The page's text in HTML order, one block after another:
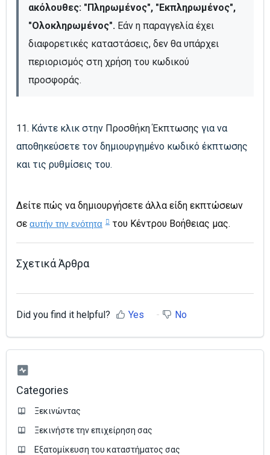
ακόλουθες: "Πληρωμένος", "Εκπληρωμένος",
"Ολοκληρωμένος". Εάν η παραγγελία έχει
διαφορετικές καταστάσεις, δεν θα υπάρχει
περιορισμός στη χρήση του κωδικού
προσφοράς.
11. Κάντε κλικ στην Προσθήκη Έκπτωσης για να
αποθηκεύσετε τον δημιουργημένο κωδικό έκπτωσης
και τις ρυθμίσεις του.
Δείτε πώς να δημιουργήσετε άλλα είδη εκπτώσεων
σε αυτήν την ενότητα του Κέντρου Βοήθειας μας.
Σχετικά Άρθρα
Did you find it helpful? Yes No
Categories
Ξεκινώντας
Ξεκινήστε την επιχείρηση σας
Εξατομίκευση του καταστήματος σας